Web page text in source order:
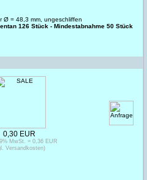
Ø = 48,3 mm, ungeschliffen
126 Stück - Mindestabnahme 50 Stück
0,30 EUR
MwSt. = 0,36 EUR
Versandkosten)